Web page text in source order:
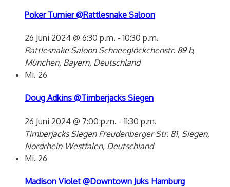
Poker Turnier @Rattlesnake Saloon
26 Juni 2024 @ 6:30 p.m. -10:30 p.m.
Rattlesnake Saloon Schneeglöckchenstr. 89 b,
München, Bayern, Deutschland
Mi. 26
Doug Adkins @Timberjacks Siegen
26 Juni 2024 @ 7:00 p.m. -11:30 p.m.
Timberjacks Siegen Freudenberger Str. 81, Siegen,
Nordrhein-Westfalen, Deutschland
Mi. 26
Madison Violet @Downtown Juks Hamburg